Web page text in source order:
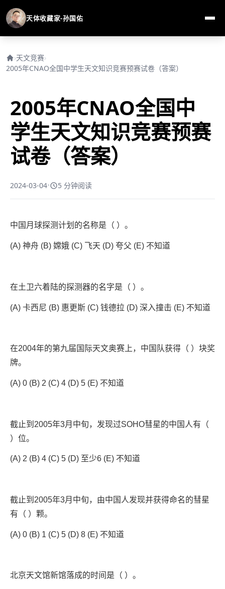
天体收藏家-孙国佑
›天文竞赛›
2005年CNAO全国中学生天文知识竞赛预赛试卷（答案）
2005年CNAO全国中
学生天文知识竞赛预赛
试卷（答案）
2024-03-04• 5 分钟阅读
中国月球探测计划的名称是（ ）。
(A) 神舟 (B) 嫦娥 (C) 飞天 (D) 夸父 (E) 不知道
在土卫六着陆的探测器的名字是（ ）。
(A) 卡西尼 (B) 惠更斯 (C) 钱德拉 (D) 深入撞击 (E) 不知道
在2004年的第九届国际天文奥赛上，中国队获得（ ）块奖
牌。
(A) 0 (B) 2 (C) 4 (D) 5 (E) 不知道
截止到2005年3月中旬，发现过SOHO彗星的中国人有（
）位。
(A) 2 (B) 4 (C) 5 (D) 至少6 (E) 不知道
截止到2005年3月中旬，由中国人发现并获得命名的彗星
有（ ）颗。
(A) 0 (B) 1 (C) 5 (D) 8 (E) 不知道
北京天文馆新馆落成的时间是（ ）。